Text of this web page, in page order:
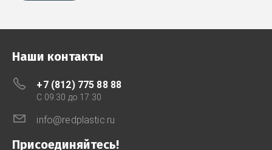
Наши контакты
+7 (812) 775 88 88
C 09:30 до 17:30
info@redplastic.ru
Присоединяйтесь!